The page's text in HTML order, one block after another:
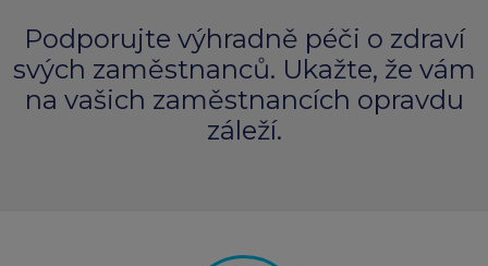
Podporujte výhradně péči o zdraví
svých zaměstnanců. Ukažte, že vám
na vašich zaměstnancích opravdu
záleží.